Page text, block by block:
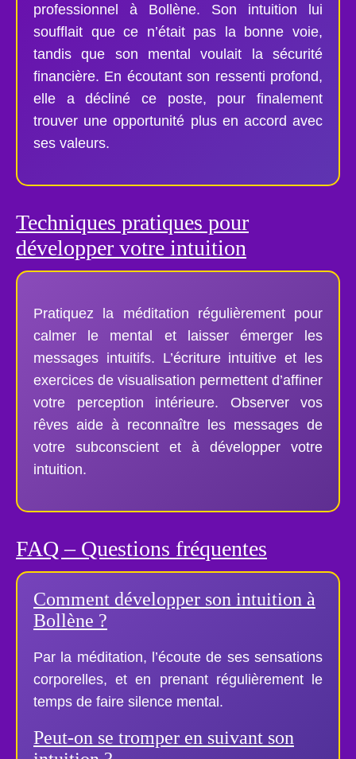
professionnel à Bollène. Son intuition lui
soufflait que ce n’était pas la bonne voie,
tandis que son mental voulait la sécurité
financière. En écoutant son ressenti profond,
elle a décliné ce poste, pour finalement
trouver une opportunité plus en accord avec
ses valeurs.
Techniques pratiques pour
développer votre intuition
Pratiquez la méditation régulièrement pour
calmer le mental et laisser émerger les
messages intuitifs. L’écriture intuitive et les
exercices de visualisation permettent d’affiner
votre perception intérieure. Observer vos
rêves aide à reconnaître les messages de
votre subconscient et à développer votre
intuition.
FAQ – Questions fréquentes
Comment développer son intuition à
Bollène ?
Par la méditation, l’écoute de ses sensations
corporelles, et en prenant régulièrement le
temps de faire silence mental.
Peut-on se tromper en suivant son